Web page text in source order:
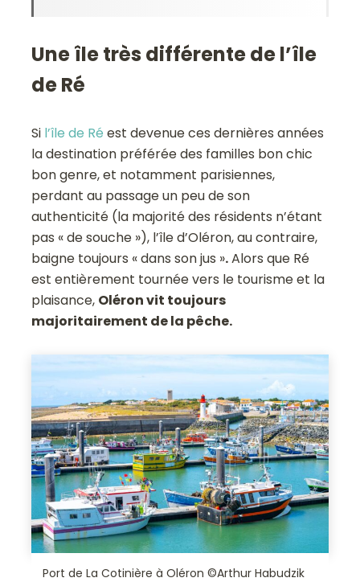
Une île très différente de l’île
de Ré
Si l’île de Ré est devenue ces dernières années
la destination préférée des familles bon chic
bon genre, et notamment parisiennes,
perdant au passage un peu de son
authenticité (la majorité des résidents n’étant
pas « de souche »), l’île d’Oléron, au contraire,
baigne toujours « dans son jus ».Alors que Ré
est entièrement tournée vers le tourisme et la
plaisance, Oléron vit toujours
majoritairement de la pêche.
Port de La Cotinière à Oléron ©Arthur Habudzik